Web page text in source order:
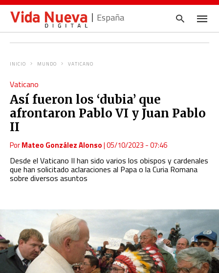
España
pulsa
en
INICIO MUNDO VATICANO
Vaticano
Así fueron los ‘dubia’ que
afrontaron Pablo VI y Juan Pablo
II
PorMateo González Alonso|05/10/2023 - 07:46
Desde el Vaticano II han sido varios los obispos y cardenales
que han solicitado aclaraciones al Papa o la Curia Romana
sobre diversos asuntos